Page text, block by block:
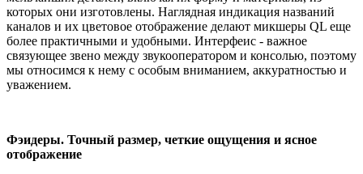
которых они изготовлены. Наглядная индикация названий
каналов и их цветовое отображение делают микшеры QL еще
более практичными и удобными. Интерфеис - важное
связующее звено между звукооператором и консолью, поэтому
мы относимся к нему с особым вниманием, аккуратностью и
уважением.
Фэидеры. Точный размер, четкие ощущения и ясное
отображение